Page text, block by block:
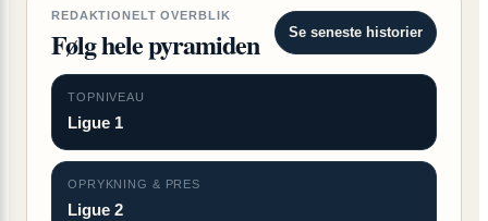
REDAKTIONELT OVERBLIK
Følg hele pyramiden Se seneste historier
TOPNIVEAU
Ligue 1
OPRYKNING & PRES
Ligue 2